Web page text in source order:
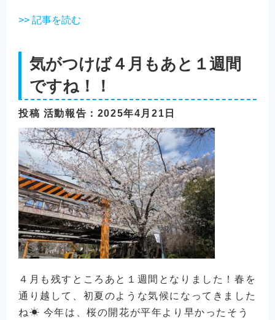
>> 記事を読む
気がつけば４月もあと１週間
ですね！！
投稿 活動報告 ：2025年4月21日
４月も残すところあと１週間となりました！春を
通り越して、初夏のような気候になってきました
ね☀ 今年は、桜の開花が平年より早かったそう